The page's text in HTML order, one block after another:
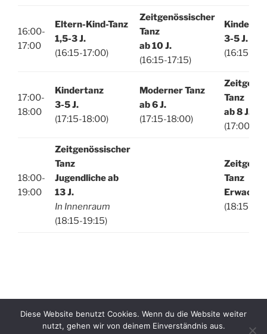
16:00-
17:00
Eltern-Kind-Tanz
1,5-3 J.
(16:15-17:00)
Zeitgenössischer
Tanz
ab 10 J.
(16:15-17:15)
3-5 J.
(16:15-
17:00-
18:00
Kindertanz
3-5 J.
(17:15-18:00)
Moderner Tanz
ab 6 J.
(17:15-18:00)
Z
Tanz
ab 8 J.
(17:00-
18:00-
19:00
Zeitgenössischer
Tanz
Jugendlicheab
13 J.
In Innenraum
(18:15-19:15)
Z
Tanz
(18:15-
Diese Website benutzt Cookies. Wenn du die Website weiter
nutzt, gehen wir von deinem Einverständnis aus.